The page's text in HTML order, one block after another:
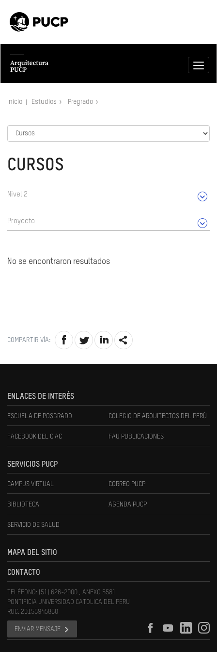
Inicio Estudios Pregrado
CURSOS
Nivel 2
Proyecto
No se encontraron resultados
COMPARTIR VÍA:
ENLACES DE INTERÉS
ESCUELA DE POSGRADO COLEGIO DE ARQUITECTOS DEL PERÚ
FACEBOOK DEL CIAC FAU PUBLICACIONES
SERVICIOS PUCP
CAMPUS VIRTUAL CORREO PUCP
BIBLIOTECA AGENDA PUCP
SERVICIO DE SALUD
MAPA DEL SITIO
CONTACTO
TELÉFONO: (51) 626-2000 , ANEXO 5581
PONTIFICIA UNIVERSIDAD CATOLICA DEL PERU
RUC: 20155945860
ENVIAR MENSAJE